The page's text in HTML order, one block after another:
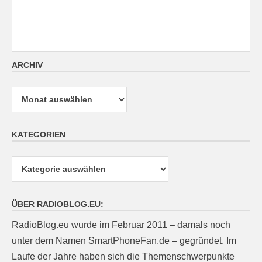
ARCHIV
Archiv
KATEGORIEN
ÜBER RADIOBLOG.EU:
RadioBlog.eu wurde im Februar 2011 – damals noch
unter dem Namen SmartPhoneFan.de – gegründet. Im
Laufe der Jahre haben sich die Themenschwerpunkte